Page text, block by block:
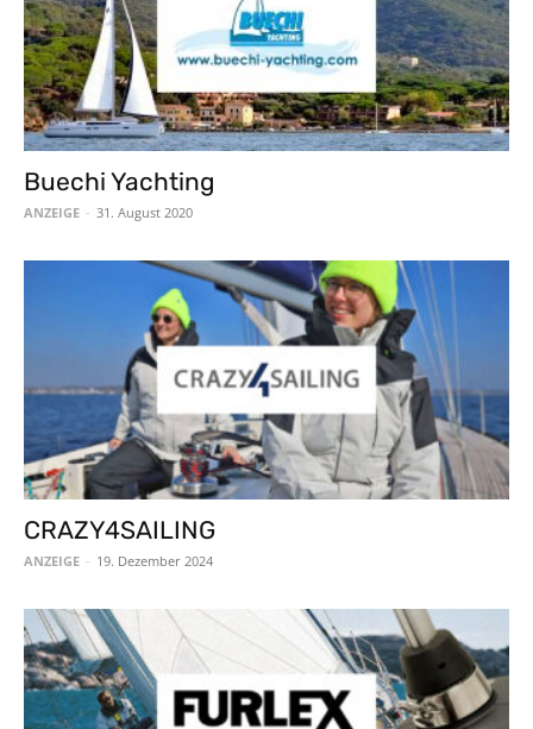
Buechi Yachting
ANZEIGE - 31. August 2020
CRAZY4SAILING
ANZEIGE - 19. Dezember 2024